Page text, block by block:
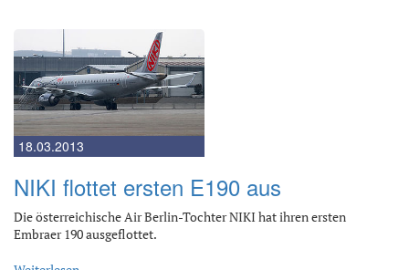
18.03.2013
NIKI flottet ersten E190 aus
Die österreichische Air Berlin-Tochter NIKI hat ihren ersten
Embraer 190 ausgeflottet.